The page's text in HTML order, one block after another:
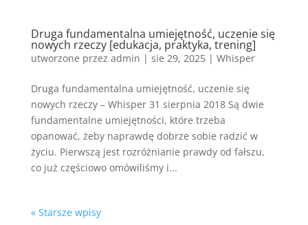
Druga fundamentalna umiejętność, uczenie się
nowych rzeczy [edukacja, praktyka, trening]
utworzone przez admin | sie 29, 2025| Whisper
Druga fundamentalna umiejętność, uczenie się
nowych rzeczy – Whisper 31 sierpnia 2018 Są dwie
fundamentalne umiejętności, które trzeba
opanować, żeby naprawdę dobrze sobie radzić w
życiu. Pierwszą jest rozróżnianie prawdy od fałszu,
co już częściowo omówiliśmy i...
« Starsze wpisy